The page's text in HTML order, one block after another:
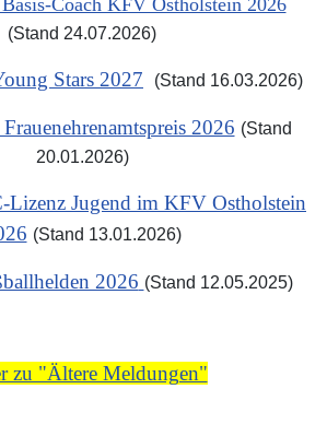
Coach KFV Ostholstein 2026
(Stand 24.07.2026)
Stars 2027 (Stand 16.03.2026)
2026 (Stand
20.01.2026)
Lizenz Jugend im KFV Ostholstein
(Stand 13.01.2026)
2026 (Stand 12.05.2025)
zu "Ältere Meldungen"